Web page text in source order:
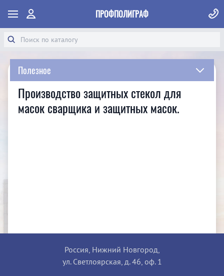
ПРОФПОЛИГРАФ
Производство защитных стекол для
масок сварщика и защитных масок.
Полезное
Россия, Нижний Новгород,
ул. Светлоярская, д. 46, оф. 1